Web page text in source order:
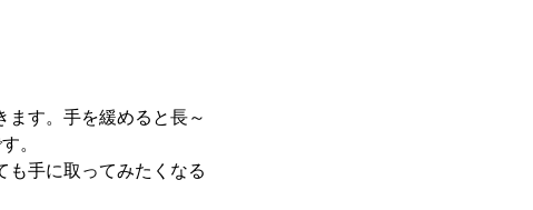
す。手を緩めると長～
。
も手に取ってみたくなる